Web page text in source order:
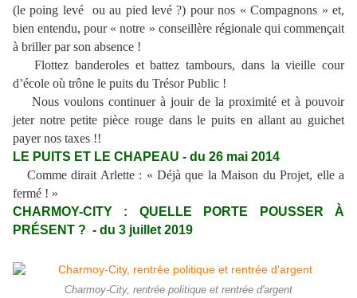
(le poing levé ou au pied levé ?) pour nos « Compagnons » et,
bien entendu, pour « notre » conseillère régionale qui commençait
à briller par son absence !
Flottez banderoles et battez tambours, dans la vieille cour
d’école où trône le puits du Trésor Public !
Nous voulons continuer à jouir de la proximité et à pouvoir
jeter notre petite pièce rouge dans le puits en allant au guichet
payer nos taxes !!
LE PUITS ET LE CHAPEAU - du 26 mai 2014
Comme dirait Arlette : « Déjà que la Maison du Projet, elle a
fermé ! »
CHARMOY-CITY : QUELLE PORTE POUSSER À
PRÉSENT ? - du 3 juillet 2019
Charmoy-City, rentrée politique et rentrée d'argent